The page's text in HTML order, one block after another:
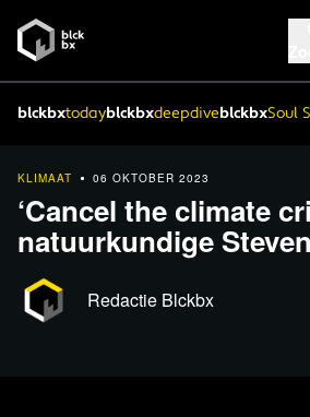
blckbxtodayblckbxdeepdiveblckbxSoul
KLIMAAT 06 OKTOBER 2023
‘Cancel the climate
natuurkundige
Redactie Blckbx